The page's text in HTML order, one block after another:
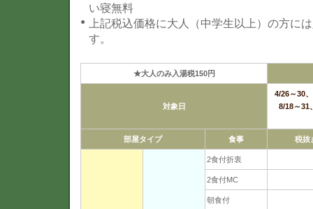
い寝無料
上記税込価格に大人（中学生以上）の方に
す。
★大人のみ入湯税150円
対象日
4/26～30
8/18～31
部屋タイプ 食事 税抜
2食付折衷
2食付MC
朝食付